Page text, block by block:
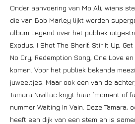
Onder aanvoering van Mo Ali, wiens
die van Bob Marley lijkt worden
album Legend over het publiek
Exodus, I Shot The Sherif, Stir It Up,
No Cry, Redemption Song, One Love
komen. Voor het publiek bekende
juweeltjes. Maar ook een van de
Tamara Nivillac krijgt haar ‘moment of
nummer Waiting In Vain. Deze Tamara,
heeft een dijk van een stem en is